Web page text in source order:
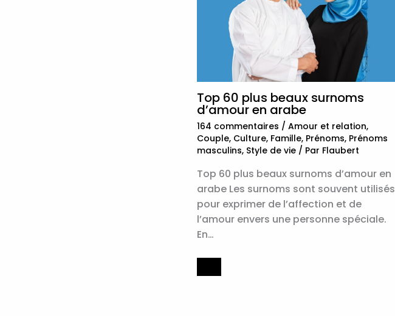
Top 60 plus beaux surnoms
d’amour en arabe
164 commentaires / Amour et relation,
Couple, Culture, Famille, Prénoms, Prénoms
masculins, Style de vie/ Par Flaubert
Top 60 plus beaux surnoms d’amour en
arabe Les surnoms sont souvent utilisés
pour exprimer de l’affection et de
l’amour envers une personne spéciale.
En…